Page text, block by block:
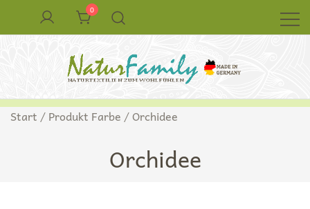
0
NaturFamily Shop – Naturtextilien für
Babys, Kinder und ganze Familie
Naturkleidung aus Wolle und Seide
Start / Produkt Farbe / Orchidee
Orchidee